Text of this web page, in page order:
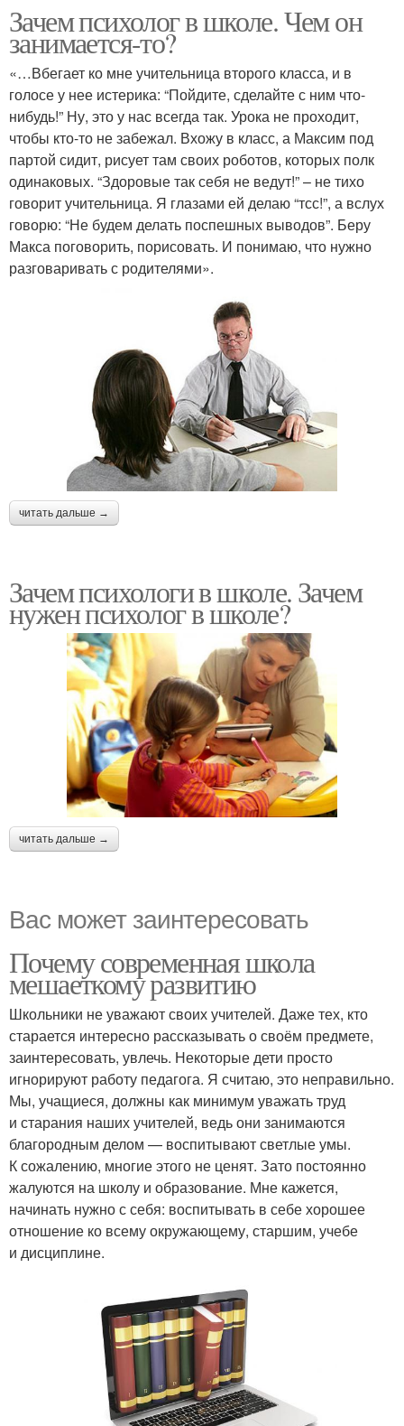
Зачем психолог в школе. Чем он
занимается-то?
«…Вбегает ко мне учительница второго класса, и в
голосе у нее истерика: “Пойдите, сделайте с ним что-
нибудь!” Ну, это у нас всегда так. Урока не проходит,
чтобы кто-то не забежал. Вхожу в класс, а Максим под
партой сидит, рисует там своих роботов, которых полк
одинаковых. “Здоровые так себя не ведут!” – не тихо
говорит учительница. Я глазами ей делаю “тсс!”, а вслух
говорю: “Не будем делать поспешных выводов”. Беру
Макса поговорить, порисовать. И понимаю, что нужно
разговаривать с родителями».
читать дальше →
Зачем психологи в школе. Зачем
нужен психолог в школе?
читать дальше →
Вас может заинтересовать
Почему современная школа
мешаеткому развитию
Школьники не уважают своих учителей. Даже тех, кто
старается интересно рассказывать о своём предмете,
заинтересовать, увлечь. Некоторые дети просто
игнорируют работу педагога. Я считаю, это неправильно.
Мы, учащиеся, должны как минимум уважать труд
и старания наших учителей, ведь они занимаются
благородным делом — воспитывают светлые умы.
К сожалению, многие этого не ценят. Зато постоянно
жалуются на школу и образование. Мне кажется,
начинать нужно с себя: воспитывать в себе хорошее
отношение ко всему окружающему, старшим, учебе
и дисциплине.